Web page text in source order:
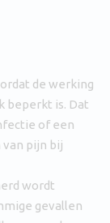
de werking
beperkt is. Dat
of een
van pijn bij
wordt
gevallen